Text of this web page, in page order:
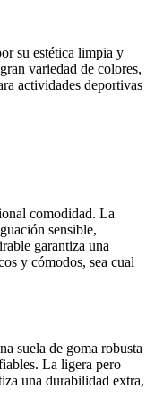
su estética limpia y
variedad de colores,
actividades deportivas
comodidad. La
sensible,
garantiza una
y cómodos, sea cual
suela de goma robusta
La ligera pero
una durabilidad extra,